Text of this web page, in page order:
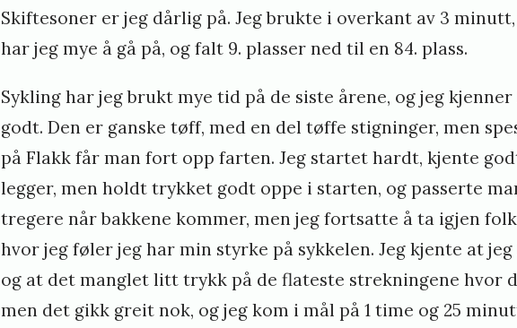
Skiftesoner er jeg dårlig på. Jeg brukte i overkant av 3 minutt,
har jeg mye å gå på, og falt 9. plasser ned til en 84. plass.
Sykling har jeg brukt mye tid på de siste årene, og jeg
godt. Den er ganske tøff, med en del tøffe stigninger, men
på Flakk får man fort opp farten. Jeg startet hardt, kjente
legger, men holdt trykket godt oppe i starten, og passerte
tregere når bakkene kommer, men jeg fortsatte å ta igjen
hvor jeg føler jeg har min styrke på sykkelen. Jeg kjente at
og at det manglet litt trykk på de flateste strekningene hvor
men det gikk greit nok, og jeg kom i mål på 1 time og 25